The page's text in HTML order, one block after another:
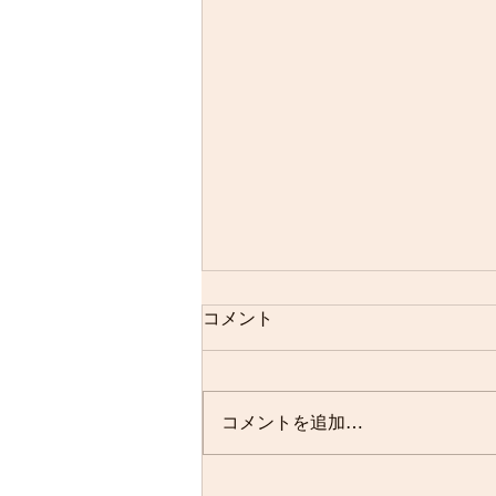
コメント
コメントを追加…